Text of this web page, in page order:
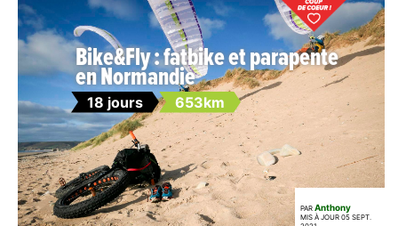
Bike&Fly : fatbike et parapente
en Normandie
18 jours 653km
PAR Anthony
MIS À JOUR 05 SEPT.